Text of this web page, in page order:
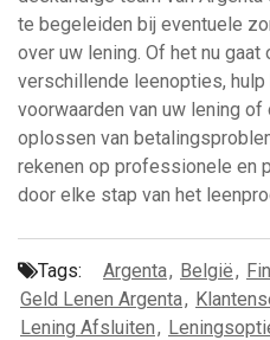
te begeleiden bij eventuele
over uw lening. Of het nu
verschillende leenopties,
voorwaarden van uw lening
oplossen van
rekenen op professionele en
door elke stap van het
Tags: Argenta, België,
Geld Lenen Argenta,
Lening Afsluiten,